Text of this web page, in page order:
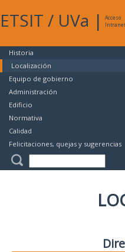
ETSIT / UVa |
Acceso
Intranet
Historia
Localización
Equipo de gobierno
Administración
Edificio
Normativa
Calidad
Felicitaciones, quejas y sugerencias